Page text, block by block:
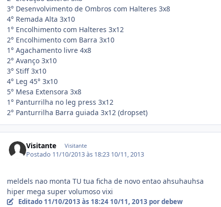
3° Desenvolvimento de Ombros com Halteres 3x8
4° Remada Alta 3x10
1° Encolhimento com Halteres 3x12
2° Encolhimento com Barra 3x10
1° Agachamento livre 4x8
2° Avanço 3x10
3° Stiff 3x10
4° Leg 45° 3x10
5° Mesa Extensora 3x8
1° Panturrilha no leg press 3x12
2° Panturrilha Barra guiada 3x12 (dropset)
Visitante Visitante
Postado 11/10/2013 às 18:23 10/11, 2013
meldels nao monta TU tua ficha de novo entao ahsuhauhsa
hiper mega super volumoso vixi
Editado 11/10/2013 às 18:24 10/11, 2013 por debew